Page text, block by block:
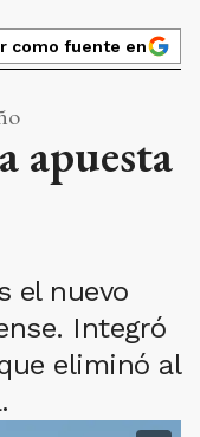
como fuente en
apuesta
el nuevo
Integró
eliminó al